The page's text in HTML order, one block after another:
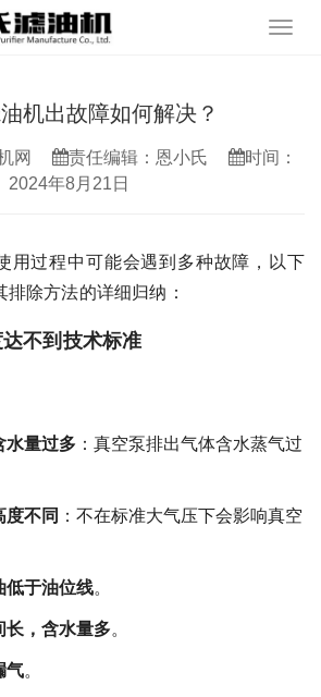
机出故障如何解决？
网 责任编辑：恩小氏
时间：
2024年8月21日
用过程中可能会遇到多种故障，以下
除方法的详细归纳：
不到技术标准
水量过多 ：真空泵排出气体含水蒸气过
度不同 ：不在标准大气压下会影响真空
低于油位线。
长，含水量多。
气。